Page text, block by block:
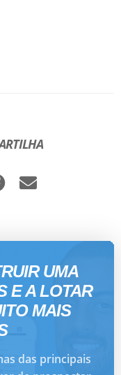
UMA
E A LOTAR
MAIS
das principais